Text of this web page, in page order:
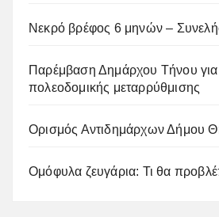
Νεκρό βρέφος 6 μηνών –
Παρέμβαση Δημάρχου Τήνου για
πολεοδομικής μεταρρύθμισης
Ορισμός Αντιδημάρχων Δήμου
Ομόφυλα ζευγάρια: Τι θα